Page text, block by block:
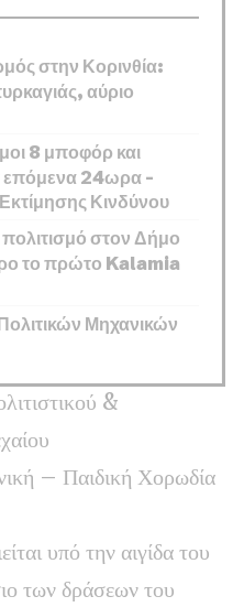
στην Κορινθία:
αύριο
8 μποφόρ και
επόμενα 24ωρα –
Κινδύνου
στον Δήμο
το πρώτο Kalamia
Μηχανικών
&
– Παιδική Χορωδία
υπό την αιγίδα του
των δράσεων του